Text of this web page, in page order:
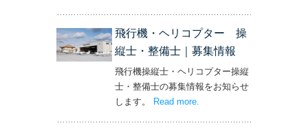
飛行機・ヘリコプター 操
縦士・整備士｜募集情報
飛行機操縦士・ヘリコプター操縦
士・整備士の募集情報をお知らせ
します。 Read more